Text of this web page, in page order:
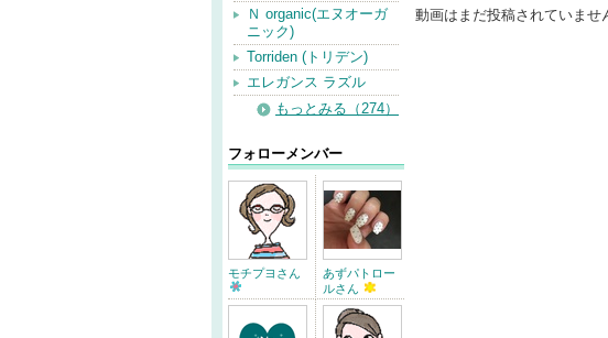
Ｎ organic(エヌオーガ
ニック)
Torriden (トリデン)
エレガンス ラズル
もっとみる（274）
フォローメンバー
モチプヨさん
あずパトロー
ルさん
動画はまだ投稿されていませ